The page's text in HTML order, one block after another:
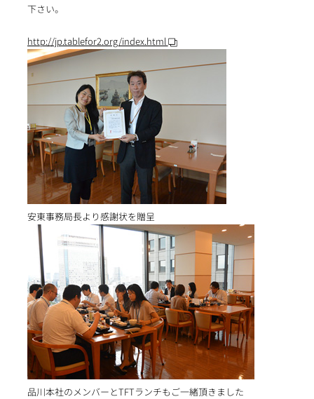
下さい。
http://jp.tablefor2.org/index.html
安東事務局長より感謝状を贈呈
品川本社のメンバーとTFTランチもご一緒頂きました